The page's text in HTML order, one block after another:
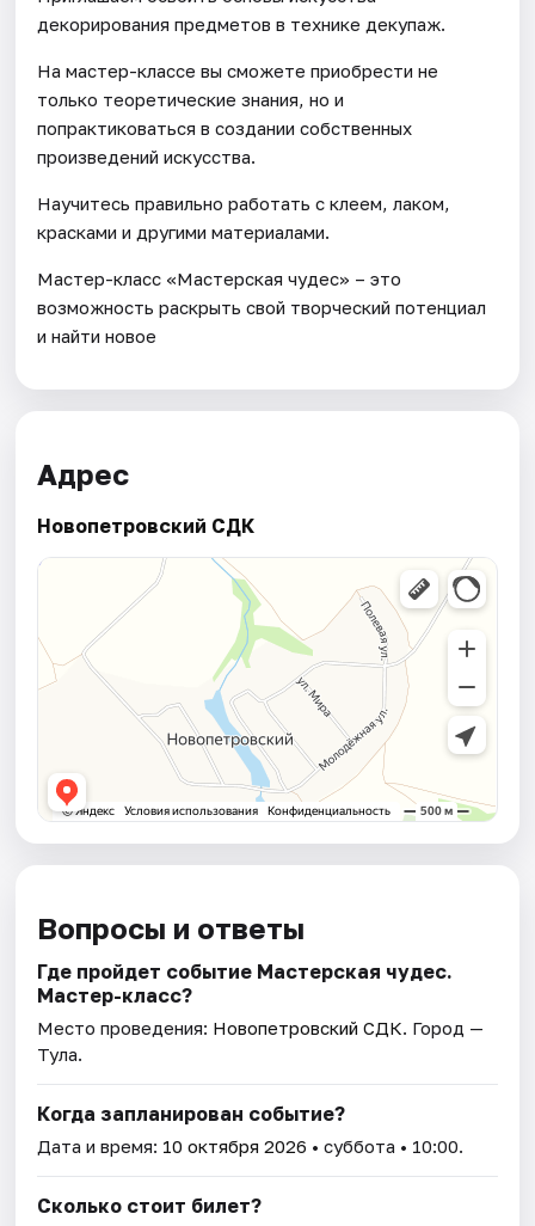
декорирования предметов в технике декупаж.
На мастер-классе вы сможете приобрести не
только теоретические знания, но и
попрактиковаться в создании собственных
произведений искусства.
Научитесь правильно работать с клеем, лаком,
красками и другими материалами.
Мастер-класс «Мастерская чудес» – это
возможность раскрыть свой творческий потенциал
и найти новое
Адрес
Новопетровский СДК
Вопросы и ответы
Где пройдет событие Мастерская чудес.
Мастер-класс?
Место проведения: Новопетровский СДК. Город —
Тула.
Когда запланирован событие?
Дата и время: 10 октября 2026 • суббота • 10:00.
Сколько стоит билет?